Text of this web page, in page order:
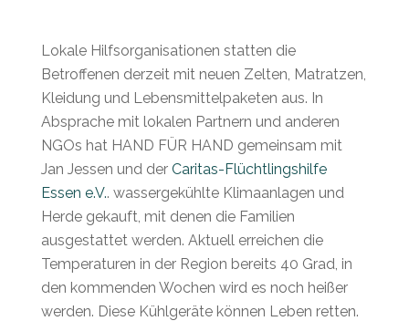
Lokale Hilfsorganisationen statten die
Betroffenen derzeit mit neuen Zelten, Matratzen,
Kleidung und Lebensmittelpaketen aus. In
Absprache mit lokalen Partnern und anderen
NGOs hat HAND FÜR HAND gemeinsam mit
Jan Jessen und der Caritas-Flüchtlingshilfe
Essen e.V.. wassergekühlte Klimaanlagen und
Herde gekauft, mit denen die Familien
ausgestattet werden. Aktuell erreichen die
Temperaturen in der Region bereits 40 Grad, in
den kommenden Wochen wird es noch heißer
werden. Diese Kühlgeräte können Leben retten.